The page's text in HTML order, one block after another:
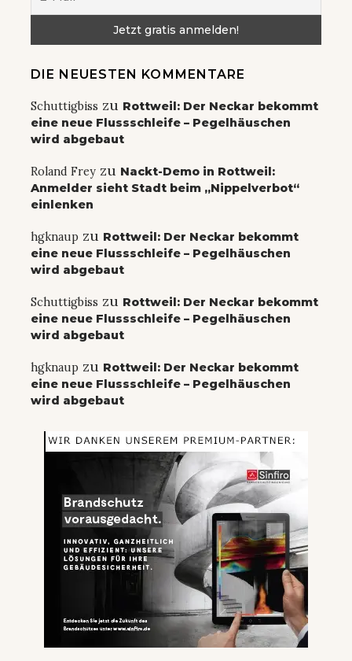
DIE NEUESTEN KOMMENTARE
Schuttigbiss zu Rottweil: Der Neckar bekommt
eine neue Flussschleife – Pegelhäuschen
wird abgebaut
Roland Frey zu Nackt-Demo in Rottweil:
Anmelder sieht Stadt beim „Nippelverbot“
einlenken
hgknaup zu Rottweil: Der Neckar bekommt
eine neue Flussschleife – Pegelhäuschen
wird abgebaut
Schuttigbiss zu Rottweil: Der Neckar bekommt
eine neue Flussschleife – Pegelhäuschen
wird abgebaut
hgknaup zu Rottweil: Der Neckar bekommt
eine neue Flussschleife – Pegelhäuschen
wird abgebaut